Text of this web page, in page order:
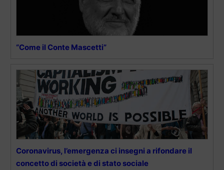
“Come il Conte Mascetti”
Coronavirus, l’emergenza ci insegni a rifondare il
concetto di società e di stato sociale